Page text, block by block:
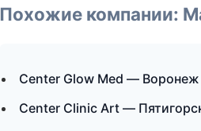
Похожие компании:
Center Glow Med — Воронеж
Center Clinic Art —